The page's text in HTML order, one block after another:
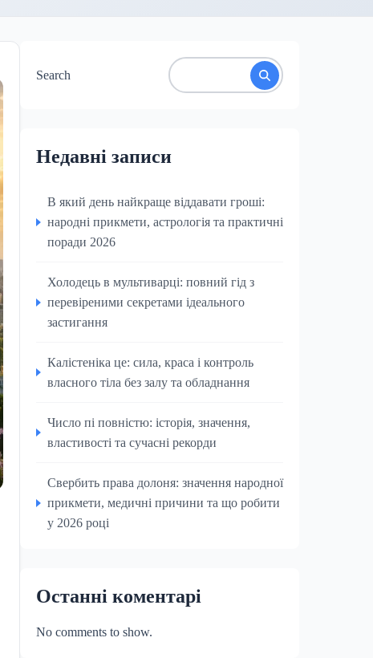
Search
Недавні записи
В який день найкраще віддавати гроші:
народні прикмети, астрологія та практичні
поради 2026
Холодець в мультиварці: повний гід з
перевіреними секретами ідеального
застигання
Калістеніка це: сила, краса і контроль
власного тіла без залу та обладнання
Число пі повністю: історія, значення,
властивості та сучасні рекорди
Свербить права долоня: значення народної
прикмети, медичні причини та що робити
у 2026 році
Останні коментарі
No comments to show.